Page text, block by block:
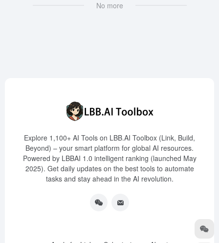
No more
Explore 1,100+ AI Tools on LBB.AI Toolbox (Link, Build,
Beyond) – your smart platform for global AI resources.
Powered by LBBAI 1.0 intelligent ranking (launched May
2025). Get daily updates on the best tools to automate
tasks and stay ahead in the AI revolution.